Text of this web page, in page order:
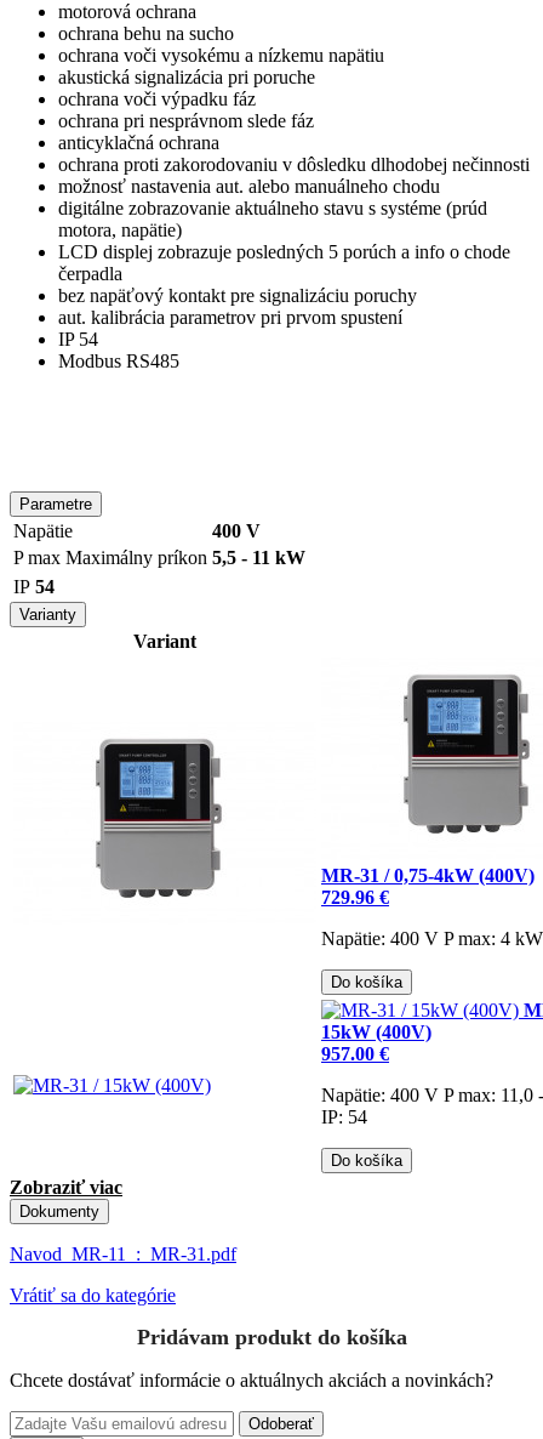
motorová ochrana
ochrana behu na sucho
ochrana voči vysokému a nízkemu napätiu
akustická signalizácia pri poruche
ochrana voči výpadku fáz
ochrana pri nesprávnom slede fáz
anticyklačná ochrana
ochrana proti zakorodovaniu v dôsledku dlhodobej nečinnosti
možnosť nastavenia aut. alebo manuálneho chodu
digitálne zobrazovanie aktuálneho stavu s systéme (prúd
motora, napätie)
LCD displej zobrazuje posledných 5 porúch a info o chode
čerpadla
bez napäťový kontakt pre signalizáciu poruchy
aut. kalibrácia parametrov pri prvom spustení
IP 54
Modbus RS485
Parametre
Napätie
400 V
P max Maximálny príkon 5,5 - 11 kW
IP 54
Varianty
Variant
MR-31 / 0,75-4kW (400V)
729.96 €
Napätie: 400 V P max: 4
Do košíka
15kW (400V)
957.00 €
Napätie: 400 V P max: 11,0
IP: 54
Do košíka
Zobraziť viac
Dokumenty
Navod_MR-11_:_MR-31.pdf
Vrátiť sa do kategórie
Pridávam produkt do košíka
Chcete dostávať informácie o aktuálnych akciách a novinkách?
Odoberať